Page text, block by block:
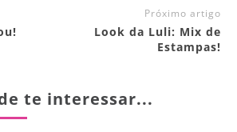
Próximo artigo
Look da Luli: Mix de
Estampas!
te interessar...